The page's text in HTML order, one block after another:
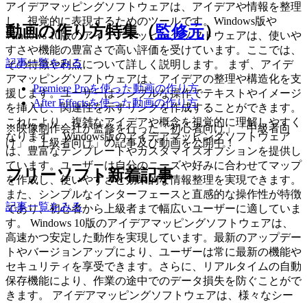
アイデアマッピングソフトウェアは、アイデアや情報を整理
し、視覚的に表現するためのツールです。Windows版や
Windows 10版のアイデアマッピングソフトウェアは、使いや
すさや機能の豊富さで高い評価を受けています。ここでは、
その特徴や利点について詳しく説明します。 まず、アイデ
アマッピングソフトウェアは、アイデアの整理や構造化を支
援します。ユーザーはシンプルな操作でテキストやイメージ
を挿入し、関連性を示すリンクを作成することができます。
これにより、複雑なアイデアや概念を視覚的に理解しやすく
なります。 Windows版のアイデアマッピングソフトウェア
は、豊富なテンプレートやカスタマイズオプションを提供し
ています。ユーザーは自分のニーズや好みに合わせてマップ
を作成し、使いやすさと効果的な情報整理を実現できます。
また、シンプルなインターフェースと直感的な操作性が特徴
であり、初心者から上級者まで幅広いユーザーに適していま
す。 Windows 10版のアイデアマッピングソフトウェアは、
高速かつ安定した動作を実現しています。最新のアップデー
トやバージョンアップにより、ユーザーは常に最新の機能や
セキュリティを享受できます。さらに、リアルタイムの自動
保存機能により、作業の途中でのデータ損失を防ぐことがで
きます。 アイデアマッピングソフトウェアは、様々なシー
動画の作り方特集（監修元）
記事一覧をみる
Premiere Proを使った動画の作り方
After Effectsを使った動画の作り方
※映像制作会社が監修を行った「初心者向け」「中級者向
け」「上級者向け」の記事及び動画を公開中！
フリーソフト新着記事
記事一覧をみる